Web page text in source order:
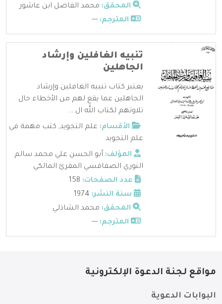
المحقق: محمد الفاضل ابن عاشور
المترجم: ---
تنبيه الغافلين وإرشاد
الجاهلين
يعتبر كتاب تنبيه الغافلين وإرشاد
الجاهلين عما يقع لهم من الأخطاء حال
تلاوتهم لكتاب الله ال ...
الأقسام: علم التجويد, كتب مهمة في
علم التجويد
المؤلف: أبو الحسن علي محمد سالم
النوري الصفاقسي المقرئ المالكي
عدد الصفحات:
سنة النشر:
المحقق: محمد الشاذلي
المترجم: ---
مواقع لجنة الدعوة الإلكترونية
البوابات الدعوية